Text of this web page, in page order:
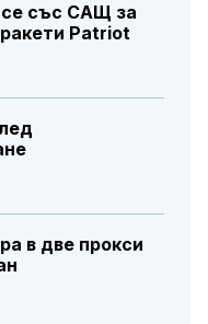
със САЩ за
Patriot
в две прокси